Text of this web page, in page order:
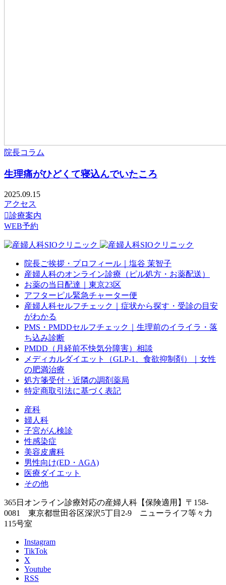
院長コラム
生理痛がひどくて寝込んでいたころ
2025.09.15
アクセス
診療案内
WEB予約
院長ご挨拶・プロフィール｜塩谷 茉智子
産婦人科のオンライン診療（ピル処方・お薬配送）
お薬の当日配達｜東京23区
アフターピル緊急チャーター便
産婦人科セルフチェック｜症状から探す・受診の目安
がわかる
PMS・PMDDセルフチェック｜生理前のイライラ・落
ち込み診断
PMDD（月経前不快気分障害）相談
メディカルダイエット（GLP-1、食欲抑制剤）｜女性
の肥満治療
処方箋受付・近隣の調剤薬局
特定商取引法に基づく表記
産科
婦人科
子宮がん検診
性感染症
美容皮膚科
男性向け(ED・AGA)
医療ダイエット
その他
365日オンライン診療対応の産婦人科【保険適用】 〒158-
0081 東京都世田谷区深沢5丁目2-9 ニューライフ等々力
115号室
Instagram
TikTok
X
Youtube
RSS